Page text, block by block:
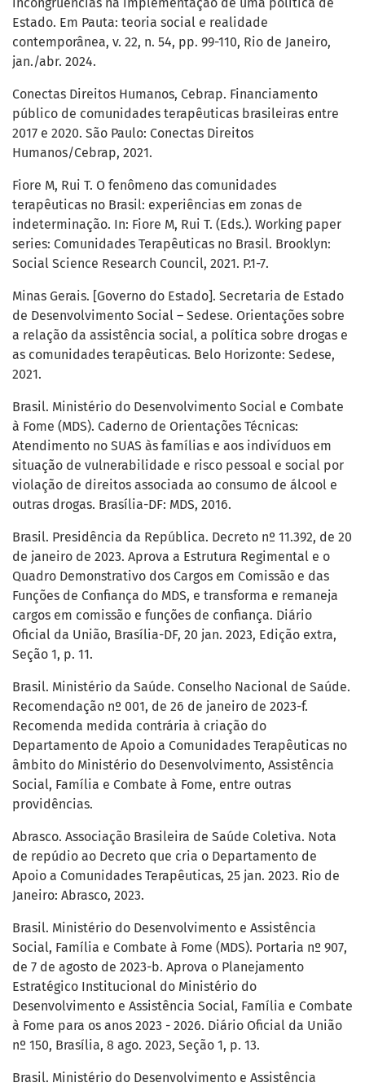
incongruências na implementação de uma política de
Estado. Em Pauta: teoria social e realidade
contemporânea, v. 22, n. 54, pp. 99-110, Rio de Janeiro,
jan./abr. 2024.
Conectas Direitos Humanos, Cebrap. Financiamento
público de comunidades terapêuticas brasileiras entre
2017 e 2020. São Paulo: Conectas Direitos
Humanos/Cebrap, 2021.
Fiore M, Rui T. O fenômeno das comunidades
terapêuticas no Brasil: experiências em zonas de
indeterminação. In: Fiore M, Rui T. (Eds.). Working paper
series: Comunidades Terapêuticas no Brasil. Brooklyn:
Social Science Research Council, 2021. P.1-7.
Minas Gerais. [Governo do Estado]. Secretaria de Estado
de Desenvolvimento Social – Sedese. Orientações sobre
a relação da assistência social, a política sobre drogas e
as comunidades terapêuticas. Belo Horizonte: Sedese,
2021.
Brasil. Ministério do Desenvolvimento Social e Combate
à Fome (MDS). Caderno de Orientações Técnicas:
Atendimento no SUAS às famílias e aos indivíduos em
situação de vulnerabilidade e risco pessoal e social por
violação de direitos associada ao consumo de álcool e
outras drogas. Brasília-DF: MDS, 2016.
Brasil. Presidência da República. Decreto nº 11.392, de 20
de janeiro de 2023. Aprova a Estrutura Regimental e o
Quadro Demonstrativo dos Cargos em Comissão e das
Funções de Confiança do MDS, e transforma e remaneja
cargos em comissão e funções de confiança. Diário
Oficial da União, Brasília-DF, 20 jan. 2023, Edição extra,
Seção 1, p. 11.
Brasil. Ministério da Saúde. Conselho Nacional de Saúde.
Recomendação nº 001, de 26 de janeiro de 2023-f.
Recomenda medida contrária à criação do
Departamento de Apoio a Comunidades Terapêuticas no
âmbito do Ministério do Desenvolvimento, Assistência
Social, Família e Combate à Fome, entre outras
providências.
Abrasco. Associação Brasileira de Saúde Coletiva. Nota
de repúdio ao Decreto que cria o Departamento de
Apoio a Comunidades Terapêuticas, 25 jan. 2023. Rio de
Janeiro: Abrasco, 2023.
Brasil. Ministério do Desenvolvimento e Assistência
Social, Família e Combate à Fome (MDS). Portaria nº 907,
de 7 de agosto de 2023-b. Aprova o Planejamento
Estratégico Institucional do Ministério do
Desenvolvimento e Assistência Social, Família e Combate
à Fome para os anos 2023 - 2026. Diário Oficial da União
nº 150, Brasília, 8 ago. 2023, Seção 1, p. 13.
Brasil. Ministério do Desenvolvimento e Assistência